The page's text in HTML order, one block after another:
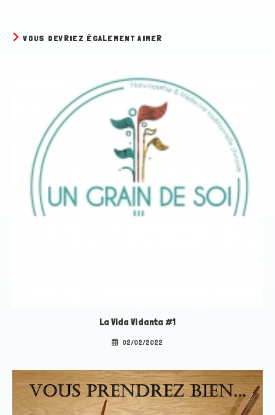
VOUS DEVRIEZ ÉGALEMENT AIMER
La Vida Vidanta #1
02/02/2022